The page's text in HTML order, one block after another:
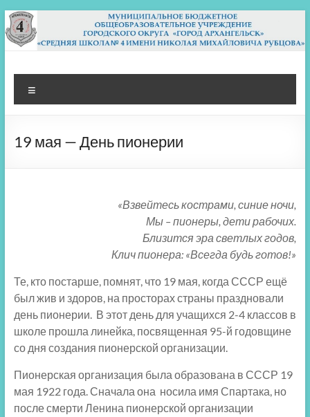
Перейти
к
содержимому
МБОУ СШ 4
Архангельск
19 мая — День пионерии
«Взвейтесь кострами, синие ночи,
Мы – пионеры, дети рабочих.
Близится эра светлых годов,
Клич пионера: «Всегда будь готов!»
Те, кто постарше, помнят, что 19 мая, когда СССР ещё
был жив и здоров, на просторах страны праздновали
день пионерии. В этот день для учащихся 2-4 классов в
школе прошла линейка, посвященная 95-й годовщине
со дня создания пионерской организации.
Пионерская организация была образована в СССР 19
мая 1922 года. Сначала она носила имя Спартака, но
после смерти Ленина пионерской организации